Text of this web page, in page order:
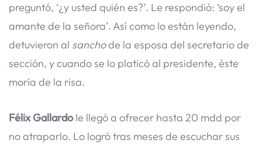
preguntó, ‘¿y usted quién es?’. Le respondió: ‘soy el
amante de la señora’. Así como lo están leyendo,
detuvieron al sanchode la esposa del secretario de
sección, y cuando se lo platicó al presidente, éste
moría de la risa.
Félix Gallardole llegó a ofrecer hasta 20 mdd por
no atraparlo. Lo logró tras meses de escuchar sus